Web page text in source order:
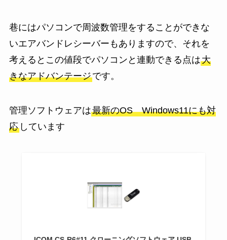
巷にはパソコンで周波数管理をすることができな
いエアバンドレシーバーもありますので、それを
考えるとこの値段でパソコンと連動できる点は大
きなアドバンテージです。
管理ソフトウェアは最新のOS Windows11にも対
応しています